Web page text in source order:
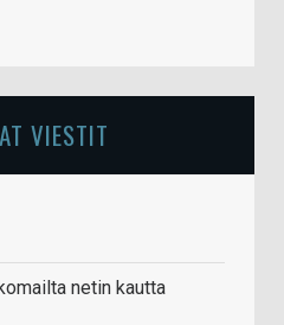
VIESTIT
netin kautta